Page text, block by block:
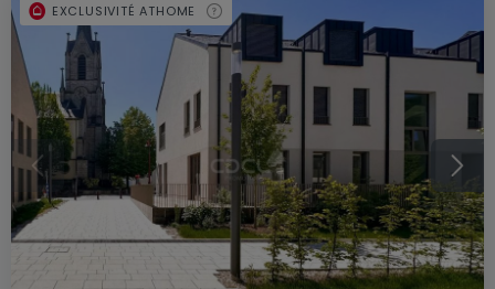
EXCLUSIVITÉ ATHOME